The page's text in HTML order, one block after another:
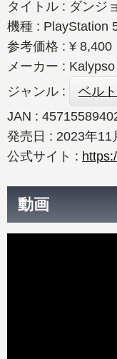
タイトル : ダンジ
機種 : PlayStation
参考価格 : ¥ 8,400
メーカー :
ジャンル :
ベルト
JAN :
発売日 : 2023年11
公式サイト :
動画